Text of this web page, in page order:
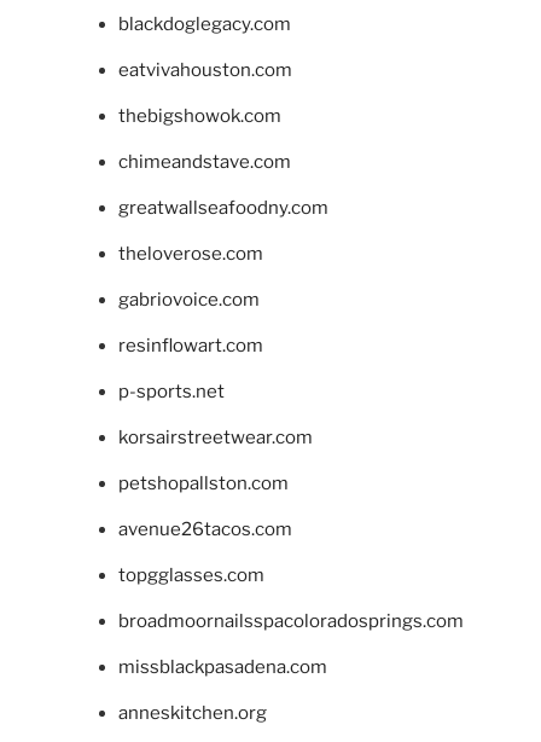
blackdoglegacy.com
eatvivahouston.com
thebigshowok.com
chimeandstave.com
greatwallseafoodny.com
theloverose.com
gabriovoice.com
resinflowart.com
p-sports.net
korsairstreetwear.com
petshopallston.com
avenue26tacos.com
topgglasses.com
broadmoornailsspacoloradosprings.com
missblackpasadena.com
anneskitchen.org